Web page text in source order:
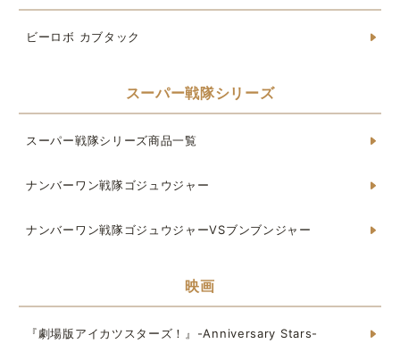
ビーロボ カブタック
スーパー戦隊シリーズ
スーパー戦隊シリーズ商品一覧
ナンバーワン戦隊ゴジュウジャー
ナンバーワン戦隊ゴジュウジャーVSブンブンジャー
映画
『劇場版アイカツスターズ！』-Anniversary Stars-